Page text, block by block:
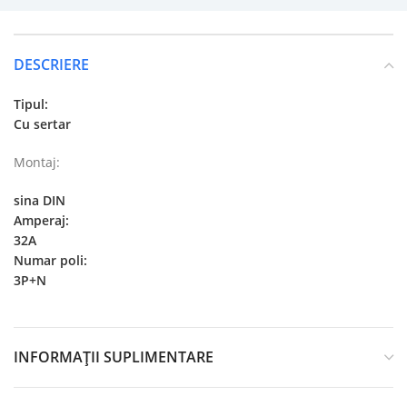
DESCRIERE
Tipul:
Cu sertar
Montaj:
sina DIN
Amperaj:
32A
Numar poli:
3P+N
INFORMAȚII SUPLIMENTARE